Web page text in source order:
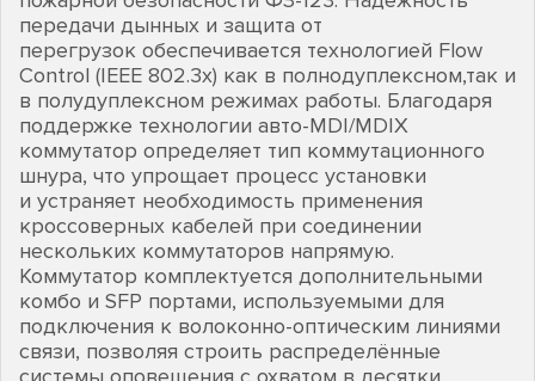
передачи дынных и защита от
перегрузок обеспечивается технологией Flow
Control (IEEE 802.3x) как в полнодуплексном,так и
в полудуплексном режимах работы. Благодаря
поддержке технологии авто-MDI/MDIX
коммутатор определяет тип коммутационного
шнура, что упрощает процесс установки
и устраняет необходимость применения
кроссоверных кабелей при соединении
нескольких коммутаторов напрямую.
Коммутатор комплектуется дополнительными
комбо и SFP портами, используемыми для
подключения к волоконно-оптическим линиями
связи, позволяя строить распределённые